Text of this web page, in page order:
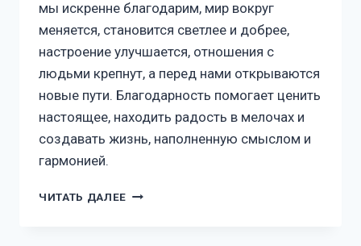
мы искренне благодарим, мир вокруг
меняется, становится светлее и добрее,
настроение улучшается, отношения с
людьми крепнут, а перед нами открываются
новые пути. Благодарность помогает ценить
настоящее, находить радость в мелочах и
создавать жизнь, наполненную смыслом и
гармонией.
ЧИТАТЬ ДАЛЕЕ